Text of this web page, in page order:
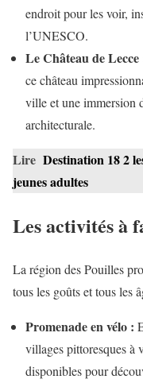
endroit pour les voir,
l’UNESCO.
Le Château de Lecce
ce château
ville et une immersion
architecturale.
Lire Destination 18 2
jeunes adultes
Les activités à
La région des Pouilles
tous les goûts et tous les
Promenade en vélo :
villages pittoresques à
disponibles pour